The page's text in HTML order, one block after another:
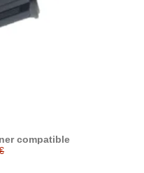
compatible